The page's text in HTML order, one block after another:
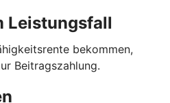
Leistungsfall
bekommen,
Beitragszahlung.